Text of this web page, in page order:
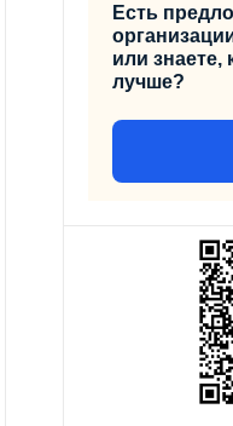
Есть
или знаете,
лучше?